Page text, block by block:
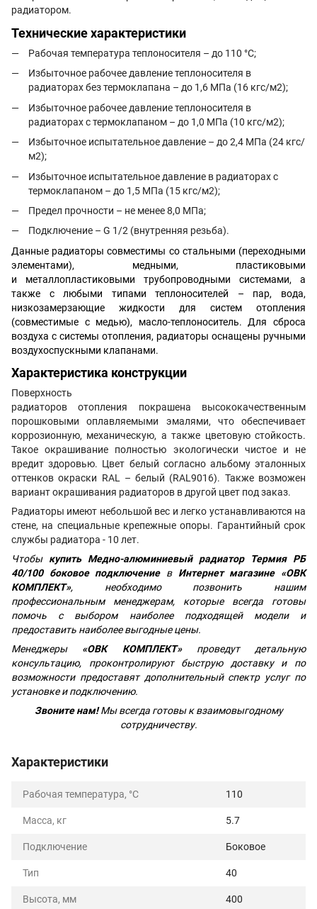
радиатором.
Технические характеристики
Рабочая температура теплоносителя – до 110 °С;
Избыточное рабочее давление теплоносителя в
радиаторах без термоклапана – до 1,6 МПа (16 кгс/м2);
Избыточное рабочее давление теплоносителя в
радиаторах с термоклапаном – до 1,0 МПа (10 кгс/м2);
Избыточное испытательное давление – до 2,4 МПа (24 кгс/
м2);
Избыточное испытательное давление в радиаторах с
термоклапаном – до 1,5 МПа (15 кгс/м2);
Предел прочности – не менее 8,0 МПа;
Подключение – G 1/2 (внутренняя резьба).
Данные радиаторы совместимы со стальными (переходными
элементами), медными, пластиковыми
и металлопластиковыми трубопроводными системами, а
также с любыми типами теплоносителей – пар, вода,
низкозамерзающие жидкости для систем отопления
(совместимые с медью), масло-теплоноситель. Для сброса
воздуха с системы отопления, радиаторы оснащены ручными
воздухоспускными клапанами.
Характеристика конструкции
Поверхность
радиаторов отопления покрашена высококачественным
порошковыми оплавляемыми эмалями, что обеспечивает
коррозионную, механическую, а также цветовую стойкость.
Такое окрашивание полностью экологически чистое и не
вредит здоровью. Цвет белый согласно альбому эталонных
оттенков окраски RAL – белый (RAL9016). Также возможен
вариант окрашивания радиаторов в другой цвет под заказ.
Радиаторы имеют небольшой вес и легко устанавливаются на
стене, на специальные крепежные опоры. Гарантийный срок
службы радиатора - 10 лет.
Чтобы купить Медно-алюминиевый радиатор Термия РБ
40/100 боковое подключение
в Интернет магазине «ОВК
КОМПЛЕКТ», необходимо позвонить нашим
профессиональным менеджерам, которые всегда готовы
помочь с выбором наиболее подходящей модели и
предоставить наиболее выгодные цены.
Менеджеры «ОВК КОМПЛЕКТ»проведут детальную
консультацию, проконтролируют быструю доставку и по
возможности предоставят дополнительный спектр услуг по
установке и подключению.
Звоните нам!Мы всегда готовы к взаимовыгодному
сотрудничеству.
Характеристики
Рабочая температура, °C 110
Масса, кг 5.7
Подключение Боковое
Тип 40
Высота, мм 400